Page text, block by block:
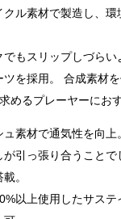
ル素材で製造し、環
もスリップしづら
ツを採用。 合成素材
めるプレーヤーにおす
素材で通気性を向上
引っ張り合うことで
。
以上使用したサステ